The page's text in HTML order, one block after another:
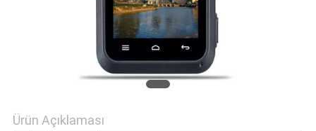
Ürün Açıklaması